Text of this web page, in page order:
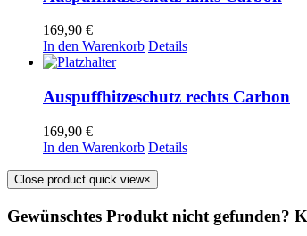
169,90 €
In den Warenkorb Details
Auspuffhitzeschutz rechts Carbon
169,90 €
In den Warenkorb Details
Close product quick view×
Gewünschtes Produkt nicht gefunden?